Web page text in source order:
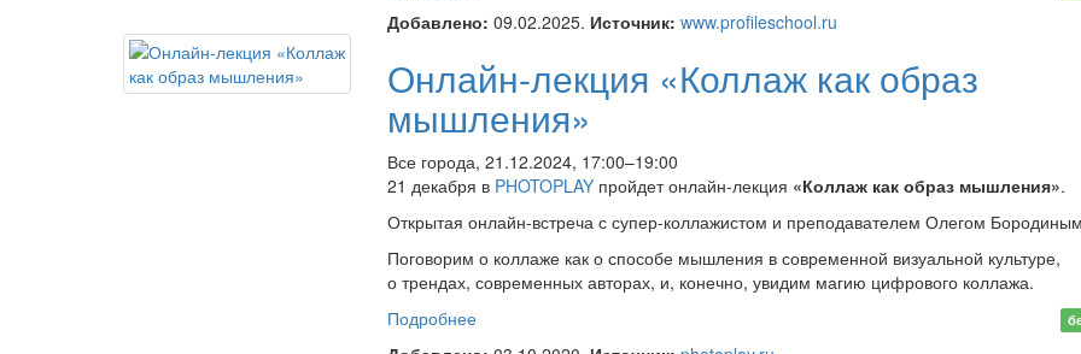
рассказать историю через кадр»
Добавлено:09.02.2025. Источник:www.profileschool.ru
Онлайн-лекция «Коллаж как образ
мышления»
Все города, 21.12.2024, 17:00–19:00
21 декабря в PHOTOPLAY пройдет онлайн-лекция «Коллаж как образ мышления».
Открытая онлайн-встреча с супер-коллажистом и преподавателем Олегом
Поговорим о коллаже как о способе мышления в современной визуальной культуре,
о трендах, современных авторах, и, конечно, увидим магию цифрового коллажа.
Подробнее